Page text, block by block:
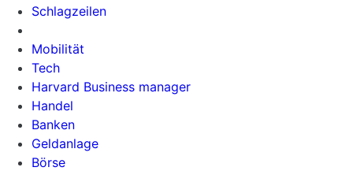
Schlagzeilen
Mobilität
Tech
Harvard Business manager
Handel
Banken
Geldanlage
Börse